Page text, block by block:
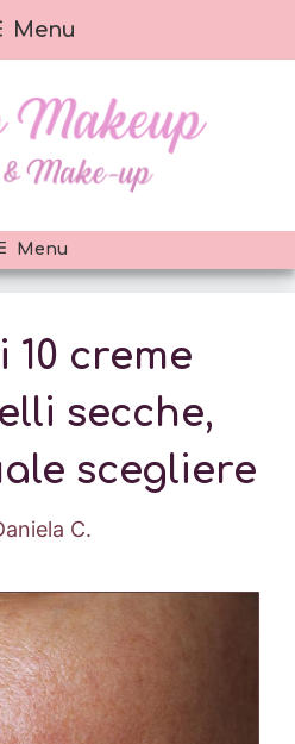
Menu
Menu
10 creme
secche,
scegliere
C.